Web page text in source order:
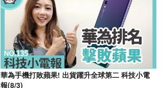
華為手機打敗蘋果! 出貨躍升全球第二 科技小電
報(8/3)